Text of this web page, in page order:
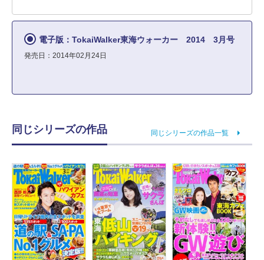
電子版：TokaiWalker東海ウォーカー 2014 3月号
発売日：2014年02月24日
同じシリーズの作品 同じシリーズの作品一覧